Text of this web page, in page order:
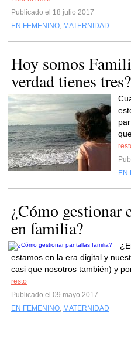
Publicado el 18 julio 2017
EN FEMENINO, MATERNIDAD
Hoy somos
verdad tienes tres?
EN
¿Cómo gestionar
en familia?
estamos en la era digital y
casi que nosotros también) y
resto
Publicado el 09 mayo 2017
EN FEMENINO, MATERNIDAD